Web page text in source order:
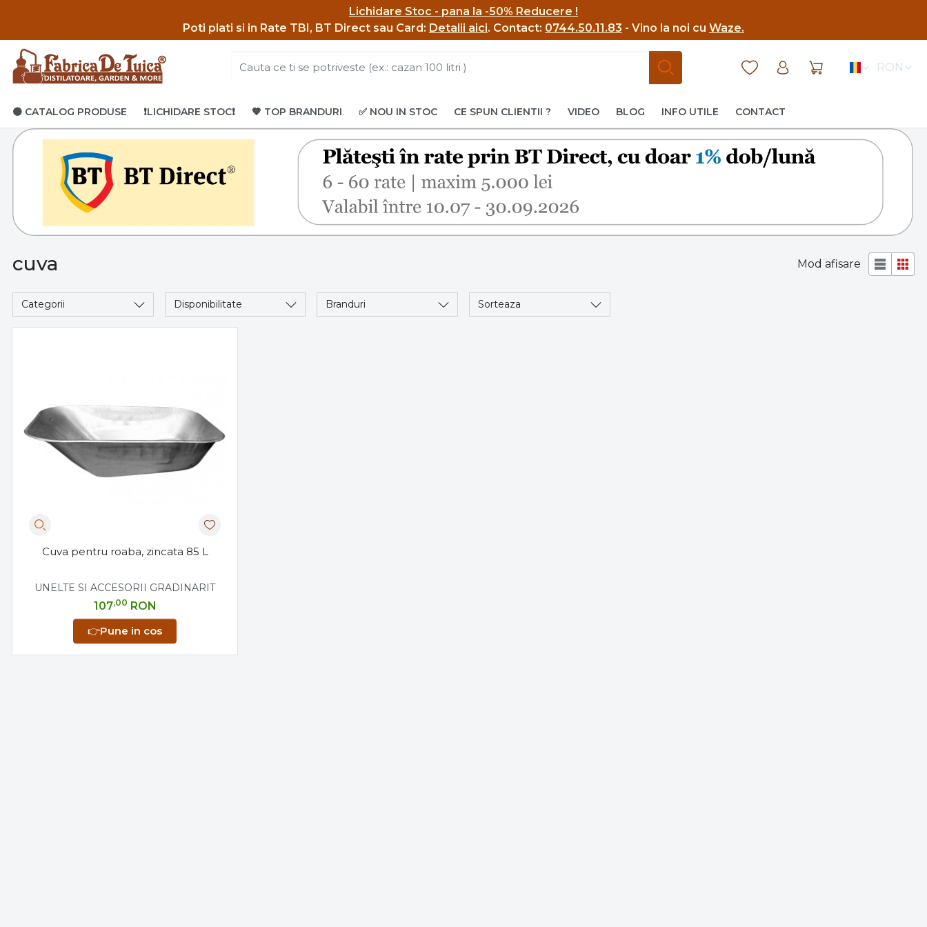
Lichidare Stoc - pana la -50% Reducere !
Poti plati si in Rate TBI, BT Direct sau Card: Detalii aici. Contact: 0744.50.11.83 - Vino la noi cu Waze.
RON
🟤 CATALOG PRODUSE ❗LICHIDARE STOC❗ 🤎 TOP BRANDURI ✅ NOU IN STOC CE SPUN CLIENTII ? VIDEO BLOG INFO UTILE CONTACT
cuva Mod afisare
Categorii Disponibilitate Branduri Sorteaza
Cuva pentru roaba, zincata 85 L
UNELTE SI ACCESORII GRADINARIT
107,00 RON
👉Pune in cos